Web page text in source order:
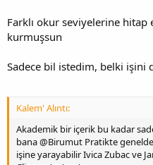
Farklı okur seviyelerine hitap
kurmuşsun
Sadece bil istedim, belki işini
Kalem' Alıntı:
Akademik bir içerik bu kadar
bana @Birumut Pratikte
işine yarayabilir Ivica Zubac ve